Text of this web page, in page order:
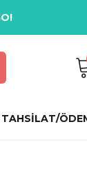
TAHSİLAT/